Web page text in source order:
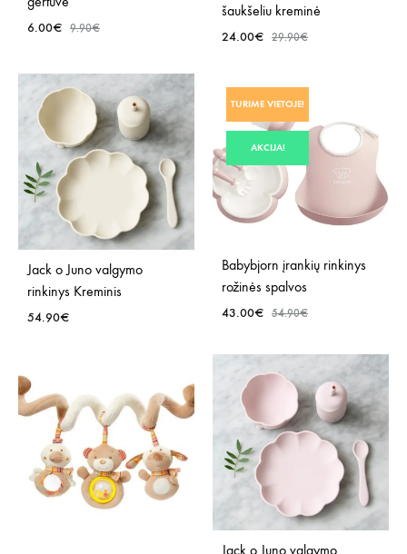
6.00€ 9.90€
PRIDĖTI
SĄRAŠĄ
šaukšeliu kreminė
24.00€ 29.90€
Jack o Juno valgymo
rinkinys Kreminis
54.90€
Į
NORŲ
TURIME VIETOJE!
AKCIJA!
Babybjorn įrankių rinkinys
rožinės spalvos
43.00€ 54.90€
Jack o Juno valgymo